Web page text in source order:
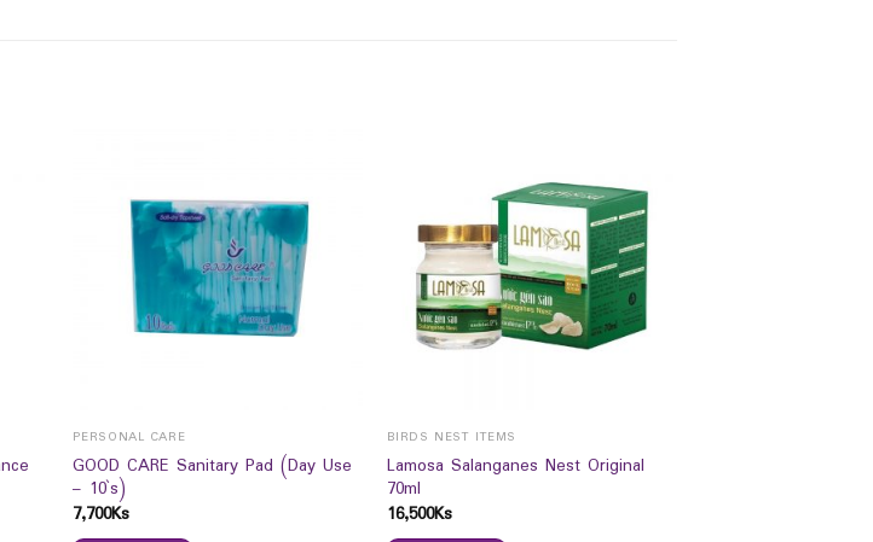
PERSONAL CARE
GOOD CARE Sanitary Pad (Day Use
– 10`s)
7,700Ks
BIRDS NEST ITEMS
Lamosa Salanganes Nest Original
70ml
16,500Ks